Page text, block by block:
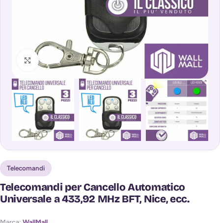
Clicca per ingrandire
Telecomandi
Telecomandi per Cancello Automatico
Universale a 433,92 MHz BFT, Nice, ecc.